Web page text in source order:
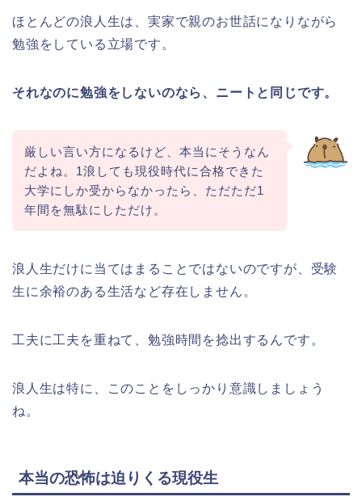
ほとんどの浪人生は、実家で親のお世話になりながら
勉強をしている立場です。
それなのに勉強をしないのなら、ニートと同じです。
厳しい言い方になるけど、本当にそうなん
だよね。1浪しても現役時代に合格できた
大学にしか受からなかったら、ただただ1
年間を無駄にしただけ。
浪人生だけに当てはまることではないのですが、受験
生に余裕のある生活など存在しません。
工夫に工夫を重ねて、勉強時間を捻出するんです。
浪人生は特に、このことをしっかり意識しましょう
ね。
本当の恐怖は迫りくる現役生